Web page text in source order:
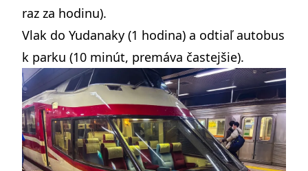
raz za hodinu).
Vlak do Yudanaky (1 hodina) a odtiaľ autobus
k parku (10 minút, premáva častejšie).